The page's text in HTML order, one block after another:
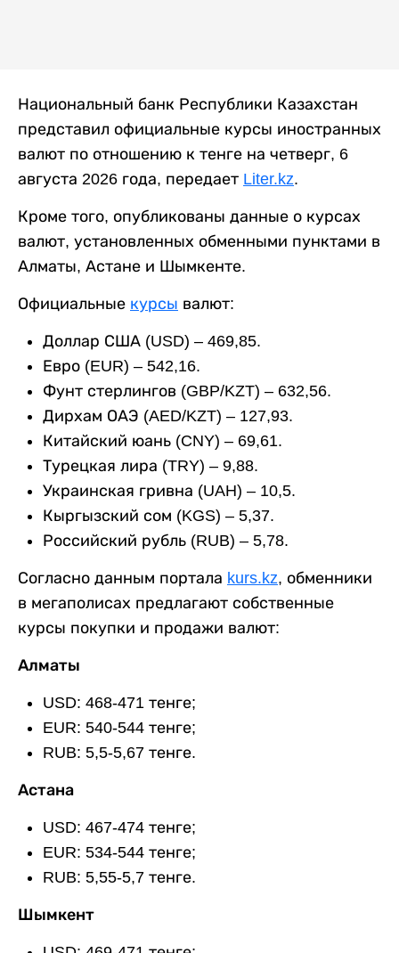
Национальный банк Республики Казахстан
представил официальные курсы иностранных
валют по отношению к тенге на четверг, 6
августа 2026 года, передает Liter.kz.
Кроме того, опубликованы данные о курсах
валют, установленных обменными пунктами в
Алматы, Астане и Шымкенте.
Официальные курсы валют:
Доллар США (USD) – 469,85.
Евро (EUR) – 542,16.
Фунт стерлингов (GBP/KZT) – 632,56.
Дирхам ОАЭ (AED/KZT) – 127,93.
Китайский юань (CNY) – 69,61.
Турецкая лира (TRY) – 9,88.
Украинская гривна (UAH) – 10,5.
Кыргызский сом (KGS) – 5,37.
Российский рубль (RUB) – 5,78.
Согласно данным портала kurs.kz, обменники
в мегаполисах предлагают собственные
курсы покупки и продажи валют:
Алматы
USD: 468-471 тенге;
EUR: 540-544 тенге;
RUB: 5,5-5,67 тенге.
Астана
USD: 467-474 тенге;
EUR: 534-544 тенге;
RUB: 5,55-5,7 тенге.
Шымкент